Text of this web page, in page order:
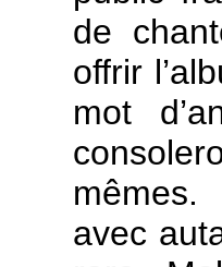
de
offrir
mot
avec